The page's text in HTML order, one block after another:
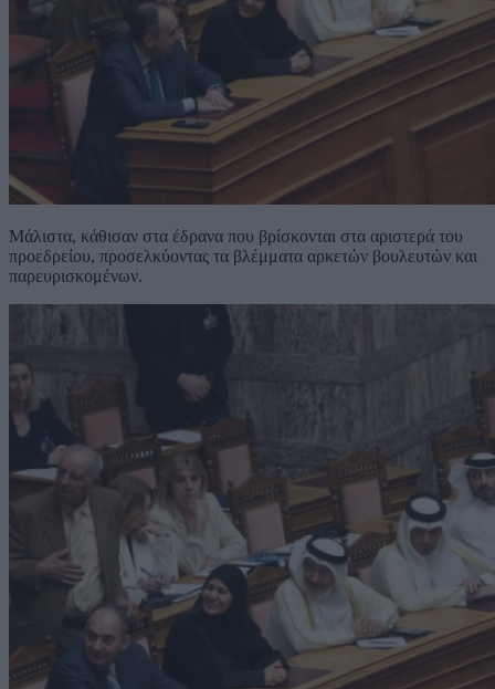
Μάλιστα, κάθισαν στα έδρανα που βρίσκονται στα αριστερά του
προεδρείου, προσελκύοντας τα βλέμματα αρκετών βουλευτών και
παρευρισκομένων.